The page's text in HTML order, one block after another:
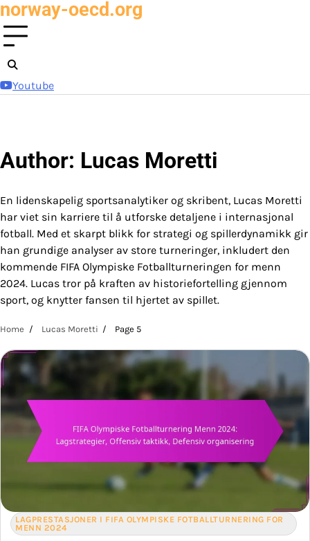
Skip
to
content
norway-oecd.org
Youtube
Author: Lucas Moretti
En lidenskapelig sportsanalytiker og skribent, Lucas Moretti
har viet sin karriere til å utforske detaljene i internasjonal
fotball. Med et skarpt blikk for strategi og spillerdynamikk gir
han grundige analyser av store turneringer, inkludert den
kommende FIFA Olympiske Fotballturneringen for menn
2024. Lucas tror på kraften av historiefortelling gjennom
sport, og knytter fansen til hjertet av spillet.
Home Lucas Moretti Page 5
LAGPRESTASJONER I FIFA OLYMPISKE FOTBALLTURNERING FOR
MENN 2024